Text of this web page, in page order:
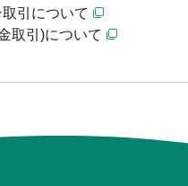
引について
取引)について